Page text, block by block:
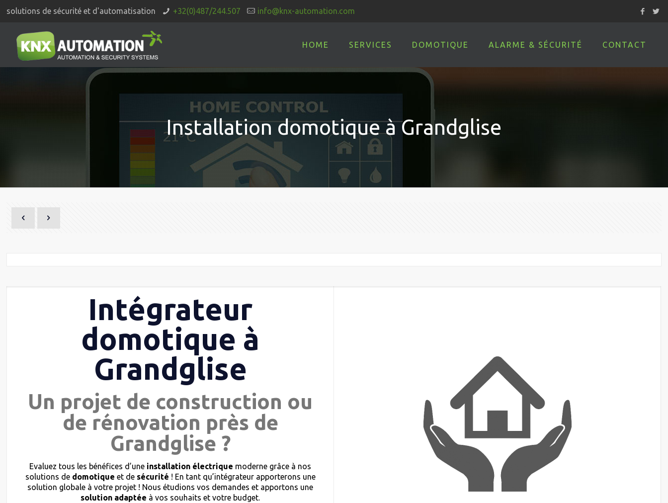
solutions de sécurité et d'automatisation +32(0)487/244.507 info@knx-automation.com
HOME SERVICES DOMOTIQUE ALARME & SÉCURITÉ CONTACT
Installation domotique à Grandglise
Intégrateur
domotique à
Grandglise
Un projet de construction ou
de rénovation près de
Grandglise ?
Evaluez tous les bénéfices d’une installation électrique moderne grâce à nos
solutions de domotique et de sécurité ! En tant qu’intégrateur apporterons une
solution globale à votre projet ! Nous étudions vos demandes et apportons une
solution adaptée à vos souhaits et votre budget.